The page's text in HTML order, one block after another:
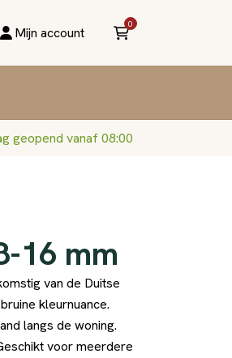
Mijn account
0
geopend vanaf 08:00
16 mm
van de Duitse
kleurnuance.
langs de woning.
voor meerdere